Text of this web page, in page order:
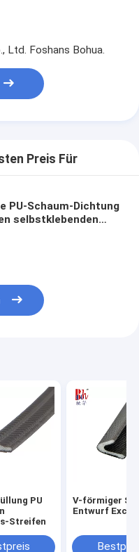
Ltd. Foshans Bohua.
Preis Für
PU-Schaum-Dichtung
selbstklebenden
PU
Streifen
V-förmiger
Entwurf